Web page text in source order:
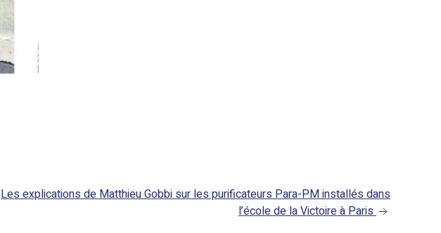
Les explications de Matthieu Gobbi sur les purificateurs Para-PM installés dans
l’école de la Victoire à Paris